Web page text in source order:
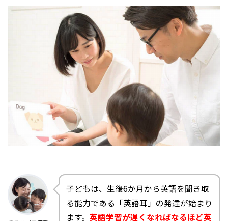
子どもは、生後6か月から英語を聞き取
る能力である「英語耳」の発達が始まり
ます。 英語学習が遅くなればなるほど英